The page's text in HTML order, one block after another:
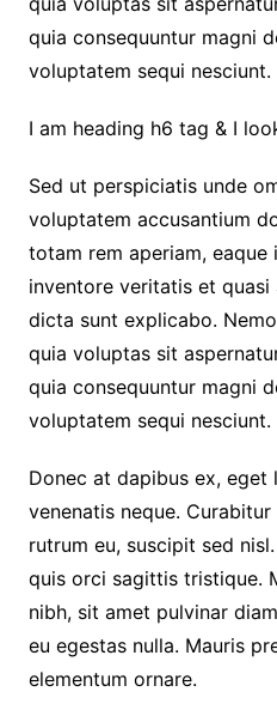
quia consequuntur magni
voluptatem sequi nesciunt.
I am heading h6 tag & I
Sed ut perspiciatis unde
voluptatem accusantium
totam rem aperiam, eaque
inventore veritatis et
dicta sunt explicabo.
quia voluptas sit
quia consequuntur magni
voluptatem sequi nesciunt.
Donec at dapibus ex, eget
venenatis neque.
rutrum eu, suscipit sed
quis orci sagittis tristique.
nibh, sit amet pulvinar
eu egestas nulla. Mauris
elementum ornare.